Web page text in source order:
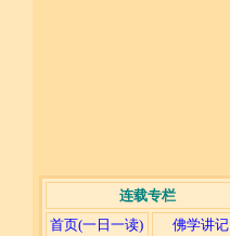
连载专栏
首页(一日一读)
佛学讲记